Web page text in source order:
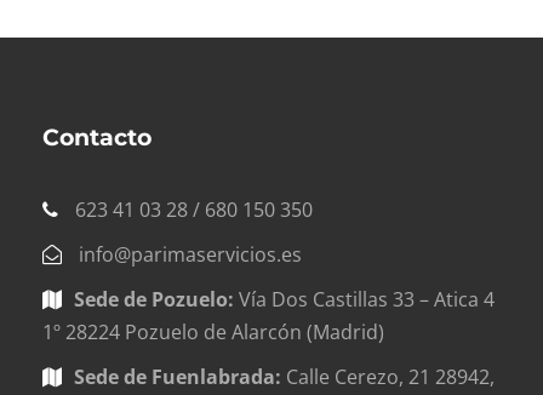
Contacto
623 41 03 28 / 680 150 350
info@parimaservicios.es
Sede de Pozuelo: Vía Dos Castillas 33 – Atica 4
1º 28224 Pozuelo de Alarcón (Madrid)
Sede de Fuenlabrada: Calle Cerezo, 21 28942,